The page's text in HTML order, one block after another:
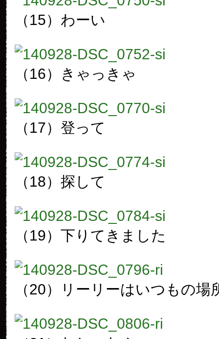
（15）わーい
（16）きゃっきゃ
（17）登って
（18）探して
（19）下りてきました
（20）リーリーはいつもの場